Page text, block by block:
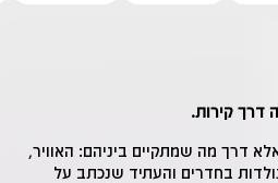
דרך קירות.
דרך מה שמתקיים ביניהם: האוויר,
בחדרים והעתיד שנכתב על